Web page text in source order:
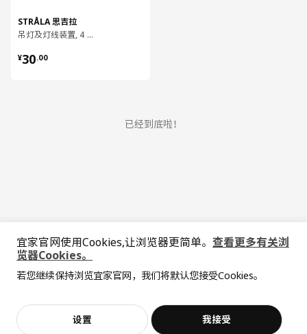
STRÅLA 思吉拉
吊灯及灯线装置, 4 米
¥30.00
¥ 30.00
已经到底啦！
中文 English
© Inter IKEA Systems B.V. 1999-2026
上海工商
沪公网安备 31010402001069号
沪ICP 备17055232 号
宜家官网使用Cookies,让浏览器更简单。 查看更多有关浏
览器Cookies。
若您继续保持浏览宜家官网，我们将默认您接受Cookies。
设置 我接受